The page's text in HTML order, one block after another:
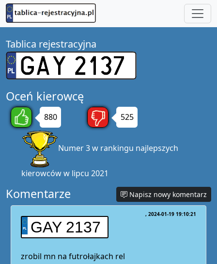
Tablica rejestracyjna
Oceń kierowcę
880 525
Numer 3 w rankingu najlepszych
kierowców w lipcu 2021
Komentarze Napisz nowy komentarz
GAY 2137
2024-01-19 19:10:21
zrobil mn na futrołajkach rel